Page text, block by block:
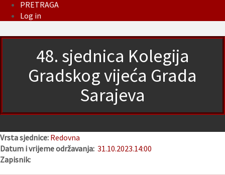
PRETRAGA
Log in
48. sjednica Kolegija
Gradskog vijeća Grada
Sarajeva
Vrsta sjednice: Redovna
Datum i vrijeme održavanja: 31.10.2023.14:00
Zapisnik: